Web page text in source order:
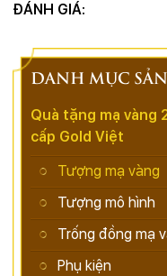
ĐÁNH GIÁ:
DANH MỤC
Quà tặng mạ vàng
cấp Gold Việt
Tượng mạ vàng
Tượng mô hình
Trống đồng mạ
Phụ kiện